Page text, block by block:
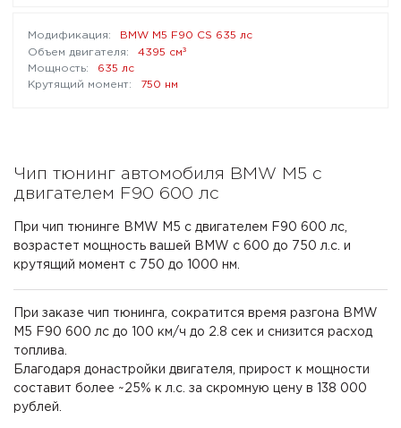
BMW M5 F90 CS 635 лс
4395 см³
635 лс
750 нм
Чип тюнинг автомобиля BMW M5 с
двигателем F90 600 лс
При чип тюнинге BMW M5 с двигателем F90 600 лс,
возрастет мощность вашей BMW с 600 до 750 л.с. и
крутящий момент с 750 до 1000 нм.
При заказе чип тюнинга, сократится время разгона BMW
M5 F90 600 лс до 100 км/ч до 2.8 сек и снизится расход
топлива.
Благодаря донастройки двигателя, прирост к мощности
составит более ~25% к л.с. за скромную цену в 138 000
рублей.